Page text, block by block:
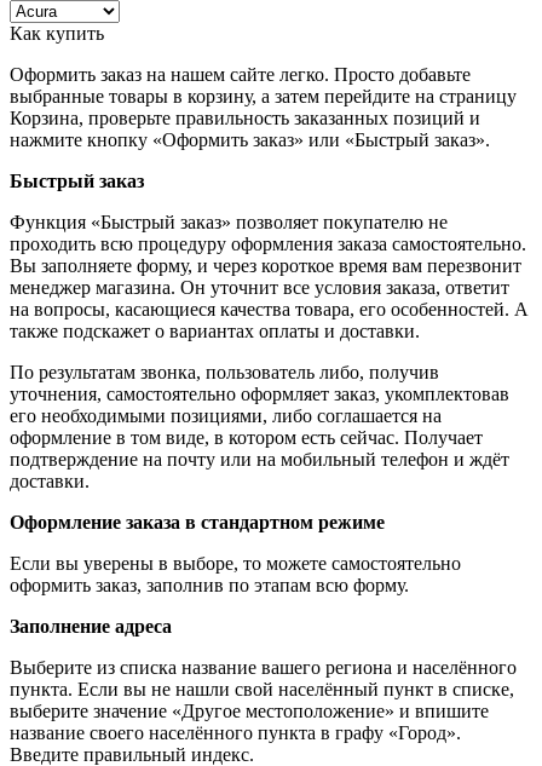
Как купить
Оформить заказ на нашем сайте легко. Просто добавьте
выбранные товары в корзину, а затем перейдите на страницу
Корзина, проверьте правильность заказанных позиций и
нажмите кнопку «Оформить заказ» или «Быстрый заказ».
Быстрый заказ
Функция «Быстрый заказ» позволяет покупателю не
проходить всю процедуру оформления заказа самостоятельно.
Вы заполняете форму, и через короткое время вам перезвонит
менеджер магазина. Он уточнит все условия заказа, ответит
на вопросы, касающиеся качества товара, его особенностей. А
также подскажет о вариантах оплаты и доставки.
По результатам звонка, пользователь либо, получив
уточнения, самостоятельно оформляет заказ, укомплектовав
его необходимыми позициями, либо соглашается на
оформление в том виде, в котором есть сейчас. Получает
подтверждение на почту или на мобильный телефон и ждёт
доставки.
Оформление заказа в стандартном режиме
Если вы уверены в выборе, то можете самостоятельно
оформить заказ, заполнив по этапам всю форму.
Заполнение адреса
Выберите из списка название вашего региона и населённого
пункта. Если вы не нашли свой населённый пункт в списке,
выберите значение «Другое местоположение» и впишите
название своего населённого пункта в графу «Город».
Введите правильный индекс.